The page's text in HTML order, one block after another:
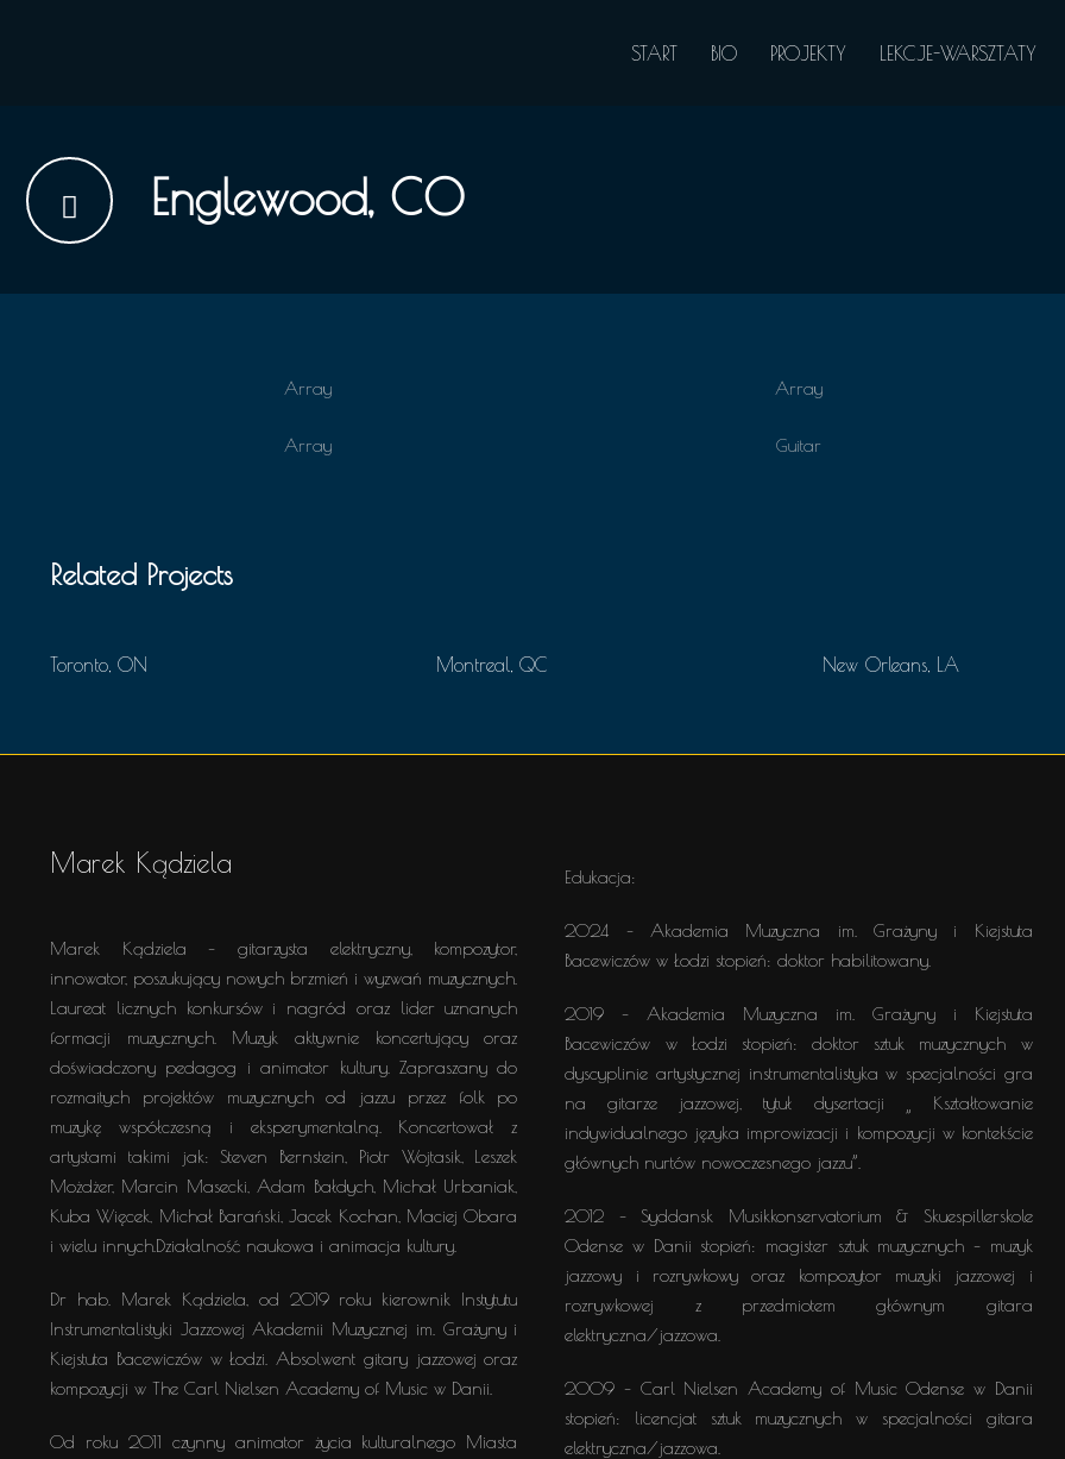
START BIO PROJEKTY LEKCJE-WARSZTATY
Englewood, CO
Array Array
Array Guitar
Related Projects
Toronto, ON Montreal, QC New Orleans, LA
Marek Kądziela
Marek Kądziela – gitarzysta elektryczny, kompozytor,
innowator, poszukujący nowych brzmień i wyzwań muzycznych.
Laureat licznych konkursów i nagród oraz lider uznanych
formacji muzycznych. Muzyk aktywnie koncertujący oraz
doświadczony pedagog i animator kultury. Zapraszany do
rozmaitych projektów muzycznych od jazzu przez folk po
muzykę współczesną i eksperymentalną. Koncertował z
artystami takimi jak: Steven Bernstein, Piotr Wojtasik, Leszek
Możdżer, Marcin Masecki, Adam Bałdych, Michał Urbaniak,
Kuba Więcek, Michał Barański, Jacek Kochan, Maciej Obara
i wielu innych.Działalność naukowa i animacja kultury.
Dr hab. Marek Kądziela, od 2019 roku kierownik Instytutu
Instrumentalistyki Jazzowej Akademii Muzycznej im. Grażyny i
Kiejstuta Bacewiczów w Łodzi. Absolwent gitary jazzowej oraz
kompozycji w The Carl Nielsen Academy of Music w Danii.
Od roku 2011 czynny animator życia kulturalnego Miasta
Edukacja:
2024 – Akademia Muzyczna im. Grażyny i Kiejstuta
Bacewiczów w Łodzi stopień: doktor habilitowany.
2019 – Akademia Muzyczna im. Grażyny i Kiejstuta
Bacewiczów w Łodzi stopień: doktor sztuk muzycznych w
dyscyplinie artystycznej instrumentalistyka w specjalności gra
na gitarze jazzowej, tytuł dysertacji „ Kształtowanie
indywidualnego języka improwizacji i kompozycji w kontekście
głównych nurtów nowoczesnego jazzu”.
2012 – Syddansk Musikkonservatorium & Skuespillerskole
Odense w Danii stopień: magister sztuk muzycznych – muzyk
jazzowy i rozrywkowy oraz kompozytor muzyki jazzowej i
rozrywkowej z przedmiotem głównym gitara
elektryczna/jazzowa.
2009 – Carl Nielsen Academy of Music Odense w Danii
stopień: licencjat sztuk muzycznych w specjalności gitara
elektryczna/jazzowa.